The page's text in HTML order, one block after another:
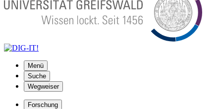
Menü
Suche
Wegweiser
Forschung